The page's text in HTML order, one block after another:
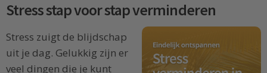
Stress stap voor stap verminderen
Stress zuigt de blijdschap
uit je dag. Gelukkig zijn er
veel dingen die je kunt